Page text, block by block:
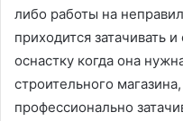
либо работы на
приходится затачивать
оснастку когда она
строительного
профессионально